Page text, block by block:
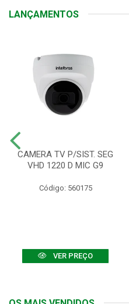
LANÇAMENTOS
CAMERA TV P/SIST. SEG
VHD 1220 D MIC G9
Código: 560175
VER PREÇO